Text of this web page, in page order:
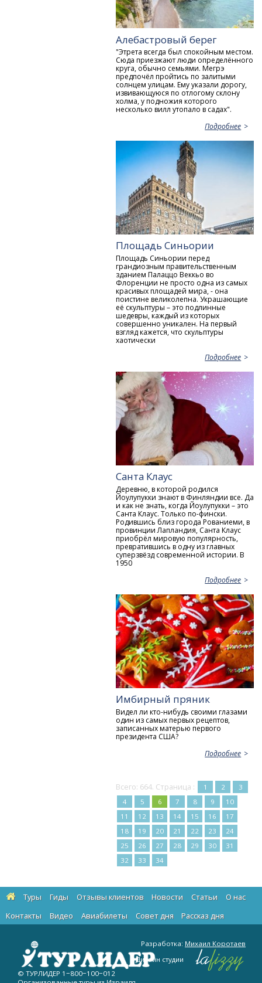
Алебастровый берег
"Этрета всегда был спокойным местом.
Сюда приезжают люди определённого
круга, обычно семьями. Мегрэ
предпочёл пройтись по залитыми
солнцем улицам. Ему указали дорогу,
извивающуюся по отлогому склону
холма, у подножия которого
несколько вилл утопало в садах".
Подробнее
Площадь Синьории
Площадь Синьории перед
грандиозным правительственным
зданием Палаццо Веккьо во
Флоренции не просто одна из самых
красивых площадей мира, - она
поистине великолепна. Украшающие
её скульптуры – это подлинные
шедевры, каждый из которых
совершенно уникален. На первый
взгляд кажется, что скульптуры
хаотически
Подробнее
Санта Клаус
Деревню, в которой родился
Йоулупукки знают в Финляндии все. Да
и как не знать, когда Йоулупукки – это
Санта Клаус. Только по-фински.
Родившись близ города Рованиеми, в
провинции Лапландия, Санта Клаус
приобрёл мировую популярность,
превратившись в одну из главных
суперзвёзд современной истории. В
1950
Подробнее
Имбирный пряник
Видел ли кто-нибудь своими глазами
один из самых первых рецептов,
записанных матерью первого
президента США?
Подробнее
Всего: 664. Страница : 1 2
3
4
5 6 7 8 9
10
11
12 13 14 15 16
17
18
19 20 21 22 23
24
25
26 27 28 29 30
31
32
33 34
Туры Гиды Отзывы клиентов Новости Статьи
О нас
Контакты
Видео Авиабилеты Cовет дня Рассказ дня
© ТУРЛИДЕР 1−800−100−012
Разработка: Михаил Коротаев
Дизайн студии